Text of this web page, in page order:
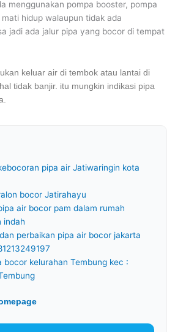
menggunakan pompa booster, pompa
hidup walaupun tidak ada
jadi ada jalur pipa yang bocor di tempat
keluar air di tembok atau lantai di
tidak banjir. itu mungkin indikasi pipa
pipa air Jatiwaringin kota
bocor Jatirahayu
air bocor pam dalam rumah
indah
perbaikan pipa air bocor jakarta
bocor kelurahan Tembung kec :